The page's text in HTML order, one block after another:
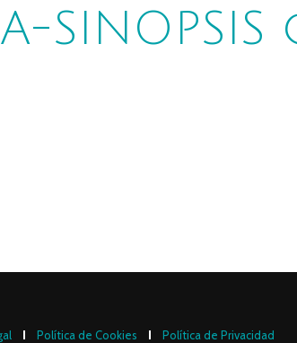
Política de Cookies Política de Privacidad